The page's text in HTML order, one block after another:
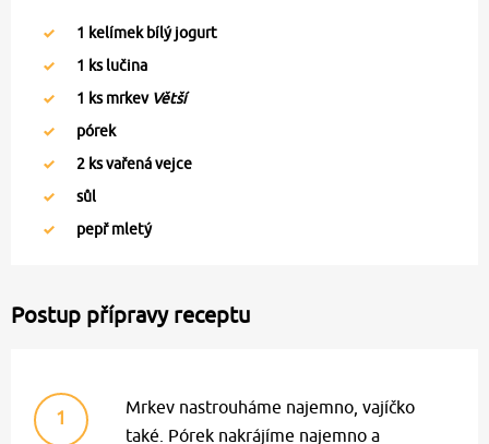
1 kelímek bílý jogurt
1 ks lučina
1 ks mrkev Větší
pórek
2 ks vařená vejce
sůl
pepř mletý
Postup přípravy receptu
1
Mrkev nastrouháme najemno, vajíčko
také. Pórek nakrájíme najemno a